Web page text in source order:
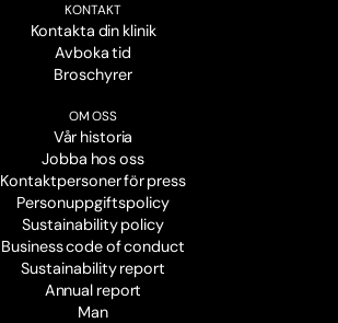
KONTAKT
Kontakta din klinik
Avboka tid
Broschyrer
OM OSS
Vår historia
Jobba hos oss
Kontaktpersoner för press
Personuppgiftspolicy
Sustainability policy
Business code of conduct
Sustainability report
Annual report
Man